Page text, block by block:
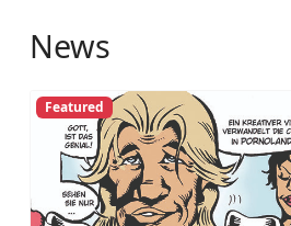
News
Featured